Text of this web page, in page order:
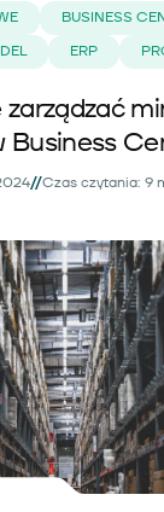
BUSINESS
ERP
Business
//Czas czytania: 9